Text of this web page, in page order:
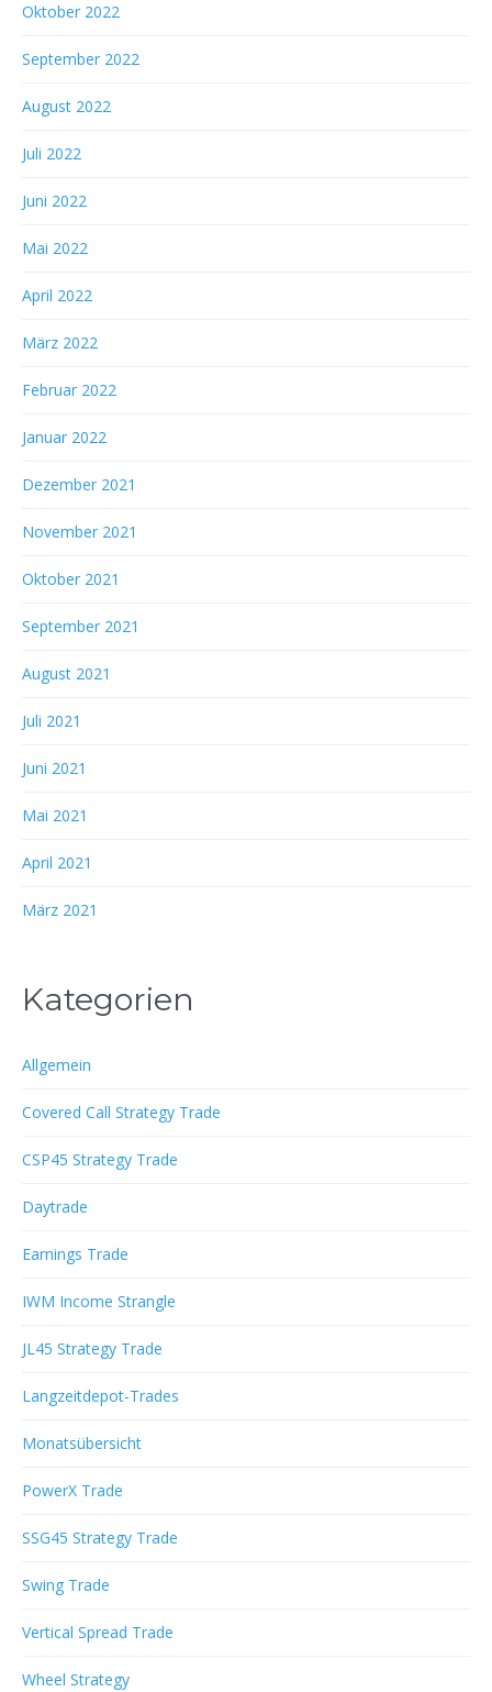
Oktober 2022
September 2022
August 2022
Juli 2022
Juni 2022
Mai 2022
April 2022
März 2022
Februar 2022
Januar 2022
Dezember 2021
November 2021
Oktober 2021
September 2021
August 2021
Juli 2021
Juni 2021
Mai 2021
April 2021
März 2021
Kategorien
Allgemein
Covered Call Strategy Trade
CSP45 Strategy Trade
Daytrade
Earnings Trade
IWM Income Strangle
JL45 Strategy Trade
Langzeitdepot-Trades
Monatsübersicht
PowerX Trade
SSG45 Strategy Trade
Swing Trade
Vertical Spread Trade
Wheel Strategy